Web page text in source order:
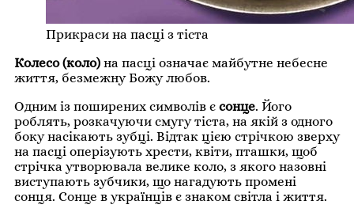
Прикраси на пасці з тіста
Колесо (коло) на пасці означає майбутне небесне
життя, безмежну Божу любов.
Одним із поширених символів є сонце. Його
роблять, розкачуючи смугу тіста, на якій з одного
боку насікають зубці. Відтак цією стрічкою зверху
на пасці оперізують хрести, квіти, пташки, щоб
стрічка утворювала велике коло, з якого назовні
виступають зубчики, що нагадують промені
сонця. Сонце в українців є знаком світла і життя.